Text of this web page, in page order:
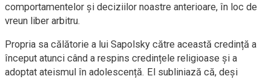
comportamentelor și deciziilor noastre anterioare, în loc de
vreun liber arbitru.
Propria sa călătorie a lui Sapolsky către această credință a
început atunci când a respins credințele religioase și a
adoptat ateismul în adolescență. El subliniază că, deși